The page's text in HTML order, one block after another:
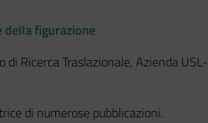
della figurazione
Ricerca Traslazionale, Azienda USL-
di numerose pubblicazioni.